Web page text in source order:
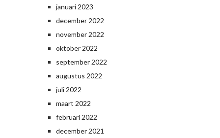
januari 2023
december 2022
november 2022
oktober 2022
september 2022
augustus 2022
juli 2022
maart 2022
februari 2022
december 2021